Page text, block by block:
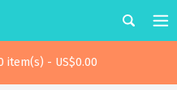
item(s) - US$0.00